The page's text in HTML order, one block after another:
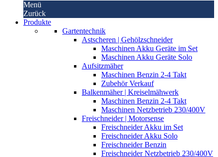
Menü
Zurück
Produkte
Gartentechnik
Astscheren | Gehölzschneider
Maschinen Akku Geräte im Set
Maschinen Akku Geräte Solo
Aufsitzmäher
Maschinen Benzin 2-4 Takt
Zubehör Verkauf
Balkenmäher | Kreiselmähwerk
Maschinen Benzin 2-4 Takt
Maschinen Netzbetrieb 230/400V
Freischneider | Motorsense
Freischneider Akku im Set
Freischneider Akku Solo
Freischneider Benzin
Freischneider Netzbetrieb 230/400V